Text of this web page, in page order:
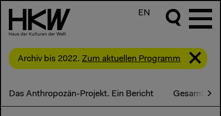
EN
Archiv bis 2022. Zum aktuellen Programm
Das Anthropozän-Projekt. Ein Bericht